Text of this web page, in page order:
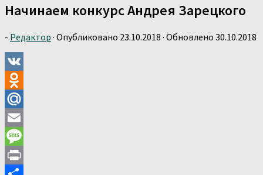
Начинаем конкурс Андрея Зарецкого
- Редактор · Опубликовано 23.10.2018 · Обновлено 30.10.2018
VK
Odnoklassniki
Mail.Ru
Email
Message